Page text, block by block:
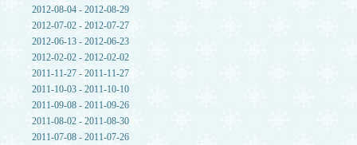
2012-08-04 - 2012-08-29
2012-07-02 - 2012-07-27
2012-06-13 - 2012-06-23
2012-02-02 - 2012-02-02
2011-11-27 - 2011-11-27
2011-10-03 - 2011-10-10
2011-09-08 - 2011-09-26
2011-08-02 - 2011-08-30
2011-07-08 - 2011-07-26